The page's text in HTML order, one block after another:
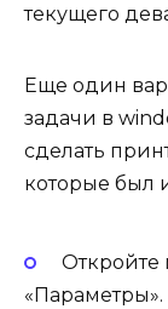
текущего
Еще один
задачи в
сделать
которые был
Откройте
«Параметры».